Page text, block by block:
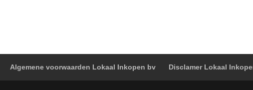
Algemene voorwaarden Lokaal Inkopen bv Disclamer Lokaal